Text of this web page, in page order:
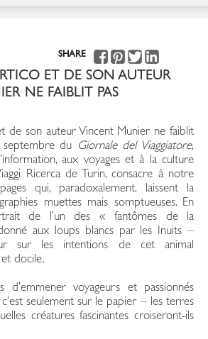
SHARE
ET DE SON AUTEUR
NE FAIBLIT PAS
de son auteur Vincent Munier ne faiblit
du Giornale del Viaggiatore,
aux voyages et à la culture
Ricerca de Turin, consacre à notre
qui, paradoxalement, laissent la
muettes mais somptueuses. En
de l’un des « fantômes de la
aux loups blancs par les Inuits –
sur les intentions de cet animal
docile.
d’emmener voyageurs et passionnés
seulement sur le papier – les terres
créatures fascinantes croiseront-ils